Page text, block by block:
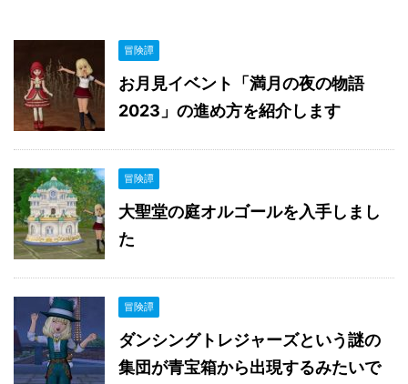
冒険譚
お月見イベント「満月の夜の物語
2023」の進め方を紹介します
冒険譚
大聖堂の庭オルゴールを入手しまし
た
冒険譚
ダンシングトレジャーズという謎の
集団が青宝箱から出現するみたいで